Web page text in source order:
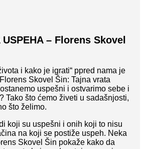
USPEHA – Florens Skovel
i kako je igrati“ ppred nama je
Skovel Šin: Tajna vrata
uspešni i ostvarimo sebe i
Tako što ćemo živeti u sadašnjosti,
što želimo.
koji su uspešni i onih koji to nisu
na koji se postiže uspeh. Neka
Skovel Šin pokaže kako da